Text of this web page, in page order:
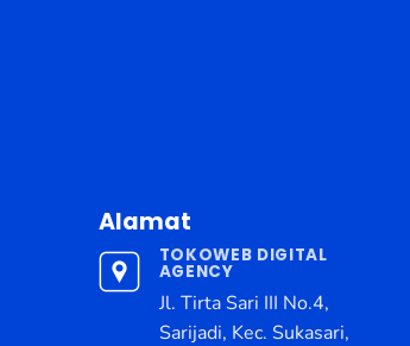
Alamat
TOKOWEB DIGITAL
AGENCY
Jl. Tirta Sari III No.4,
Sarijadi, Kec. Sukasari,